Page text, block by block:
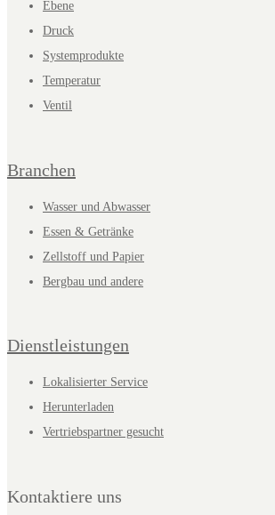
Ebene
Druck
Systemprodukte
Temperatur
Ventil
Branchen
Wasser und Abwasser
Essen & Getränke
Zellstoff und Papier
Bergbau und andere
Dienstleistungen
Lokalisierter Service
Herunterladen
Vertriebspartner gesucht
Kontaktiere uns